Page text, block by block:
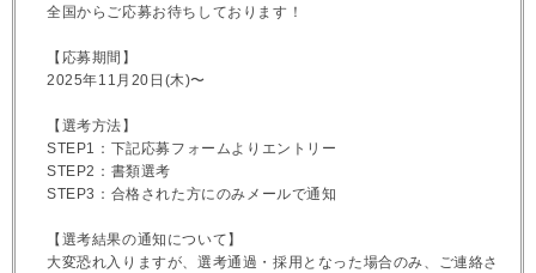
全国からご応募お待ちしております！
【応募期間】
2025年11月20日(木)〜
【選考方法】
STEP1：下記応募フォームよりエントリー
STEP2：書類選考
STEP3：合格された方にのみメールで通知
【選考結果の通知について】
大変恐れ入りますが、選考通過・採用となった場合のみ、ご連絡さ